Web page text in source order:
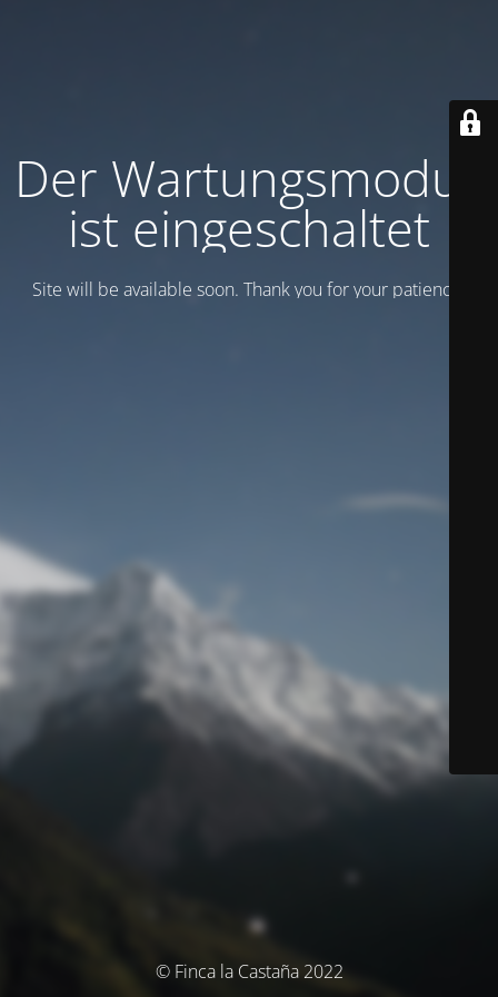
Der Wartungsmodus
ist eingeschaltet
Site will be available soon. Thank you for your patience!
© Finca la Castaña 2022